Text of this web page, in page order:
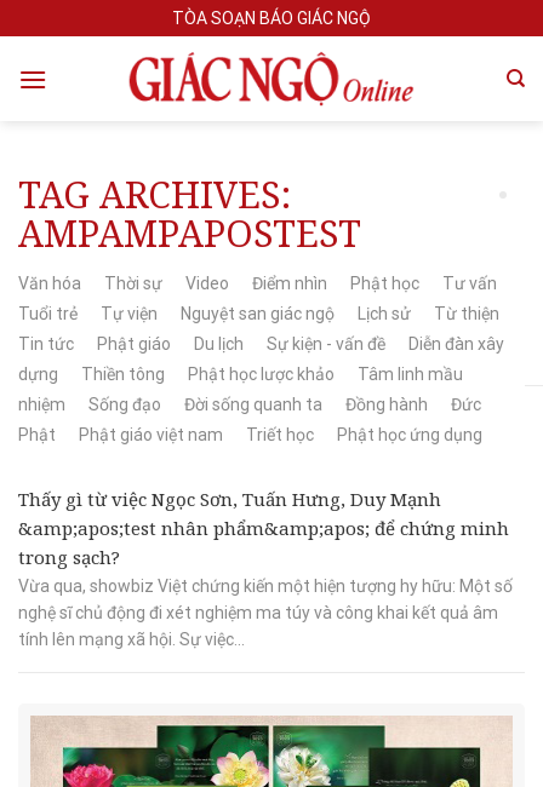
to
content
TÒA SOẠN BÁO GIÁC NGỘ
TAG ARCHIVES:
AMPAMPAPOSTEST
Văn hóa Thời sự Video Điểm nhìn Phật học
Tư vấn
Tuổi trẻ
Tự viện Nguyệt san giác ngộ Lịch sử
Từ thiện
Tin tức
Phật giáo Du lịch Sự kiện - vấn đề
Diễn đàn xây
dựng
Thiền tông Phật học lược khảo
Tâm linh mầu
nhiệm
Sống đạo Đời sống quanh ta Đồng hành
Đức
Phật
Phật giáo việt nam Triết học Phật học ứng dụng
Thấy gì từ việc Ngọc Sơn, Tuấn Hưng, Duy Mạnh
&amp;apos;test nhân phẩm&amp;apos; để chứng minh
trong sạch?
Vừa qua, showbiz Việt chứng kiến một hiện tượng hy hữu: Một số
nghệ sĩ chủ động đi xét nghiệm ma túy và công khai kết quả âm
tính lên mạng xã hội. Sự việc...